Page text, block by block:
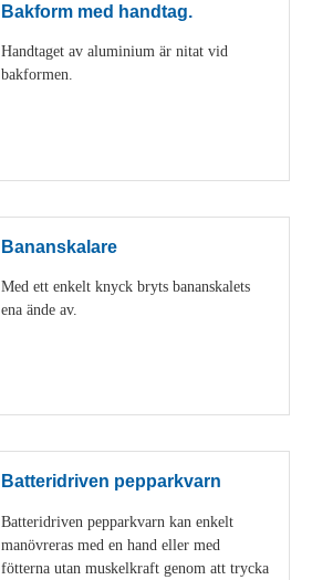
Bakform med handtag.
Handtaget av aluminium är nitat vid
bakformen.
Bananskalare
Med ett enkelt knyck bryts bananskalets
ena ände av.
Batteridriven pepparkvarn
Batteridriven pepparkvarn kan enkelt
manövreras med en hand eller med
fötterna utan muskelkraft genom att trycka